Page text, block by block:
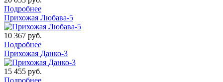
Подробнее
Прихожая Любава-5
10 367 руб.
Подробнее
Прихожая Данко-3
15 455 руб.